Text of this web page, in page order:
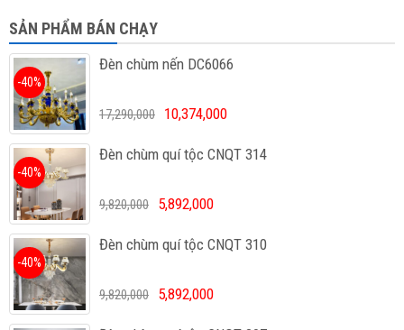
SẢN PHẨM BÁN CHẠY
Đèn chùm nến DC6066
-40%
17,290,000 10,374,000
Đèn chùm quí tộc CNQT 314
-40%
9,820,000 5,892,000
Đèn chùm quí tộc CNQT 310
-40%
9,820,000 5,892,000